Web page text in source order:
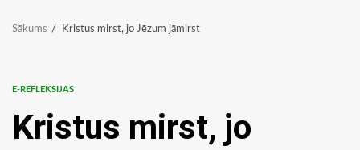
Sākums Kristus mirst, jo Jēzum jāmirst
E-REFLEKSIJAS
Kristus mirst, jo